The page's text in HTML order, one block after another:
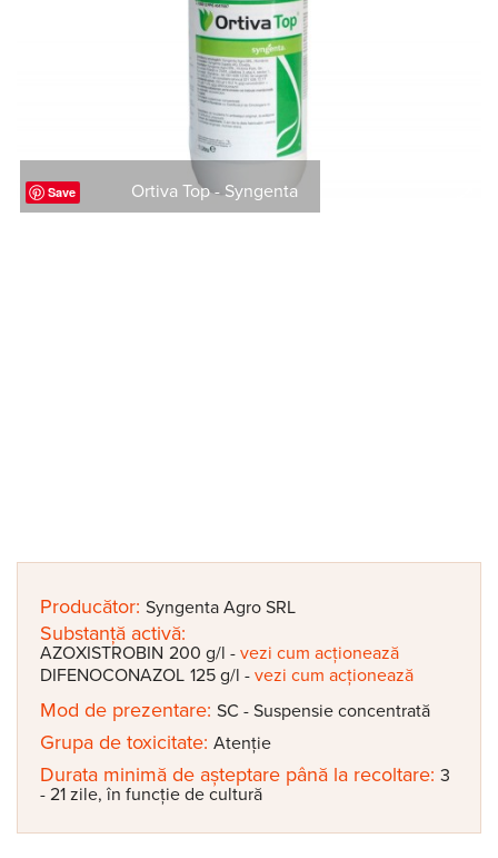
Save Ortiva Top - Syngenta
Producător: Syngenta Agro SRL
Substanță activă:
AZOXISTROBIN 200 g/l - vezi cum acționează
DIFENOCONAZOL 125 g/l - vezi cum acționează
Mod de prezentare: SC - Suspensie concentrată
Grupa de toxicitate: Atenție
Durata minimă de așteptare până la recoltare: 3
- 21 zile, în funcție de cultură